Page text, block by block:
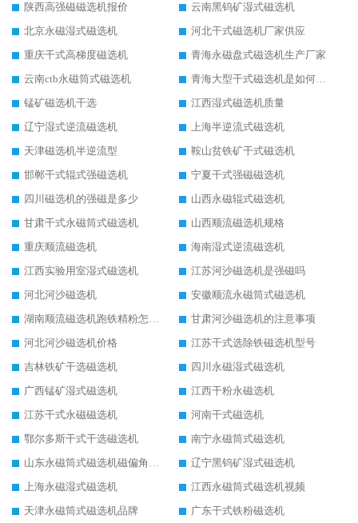
陕西高强磁磁选机报价
云南黑钨矿湿式磁选机
北京永磁湿式磁选机
河北干式磁选机厂家供应
重庆干式高梯度磁选机
青海永磁盘式磁选机生产厂家
云南ctb永磁筒式磁选机
青海大型干式磁选机是如何选矿的
锰矿磁选机干选
江西湿式磁选机质量
辽宁湿式逆流磁选机
上海半逆流式磁选机
天津磁选机半逆流型
鞍山贫铁矿干式磁选机
邯郸干式辊式强磁选机
宁夏干式强磁磁选机
四川磁选机的强磁是多少
山西永磁辊式磁选机
甘肃干式永磁筒式磁选机
山西顺流磁选机规格
重庆顺流磁选机
海南湿式逆流磁选机
江西实验用室湿式磁选机
江苏河沙磁选机是强磁吗
河北河沙磁选机
安徽顺流永磁筒式磁选机
湖南顺流磁选机跑铁精粉怎么处理
甘肃河沙磁选机的注意事项
河北河沙磁选机价格
江苏干式选除铁磁选机型号
吉林铁矿干选磁选机
四川永磁湿式磁选机
广西锰矿湿式磁选机
江西干粉永磁选机
江苏干式永磁磁选机
河南干式磁选机
鄂尔多斯干式干选磁选机
南宁永磁筒式磁选机
山东永磁筒式磁选机磁偏角怎么调整
辽宁黑钨矿湿式磁选机
上海永磁湿式磁选机
江西永磁筒式磁选机视频
天津永磁筒式磁选机品牌
广东干式铁粉磁选机